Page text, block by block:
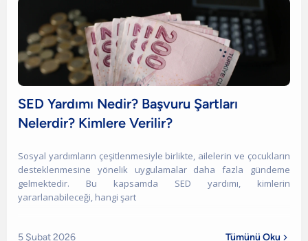
SED Yardımı Nedir? Başvuru Şartları
Nelerdir? Kimlere Verilir?
Sosyal yardımların çeşitlenmesiyle birlikte, ailelerin ve çocukların
desteklenmesine yönelik uygulamalar daha fazla gündeme
gelmektedir. Bu kapsamda SED yardımı, kimlerin
yararlanabileceği, hangi şart
5 Şubat 2026 Tümünü Oku 